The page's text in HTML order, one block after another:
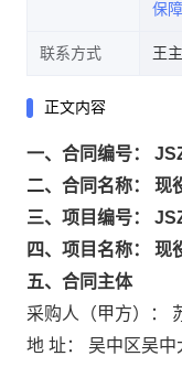
保障
联系方式 王
正文内容
一、合同编号：
二、合同名称： 现
三、项目编号：
四、项目名称： 现
五、合同主体
采购人（甲方）：
地 址： 吴中区吴中